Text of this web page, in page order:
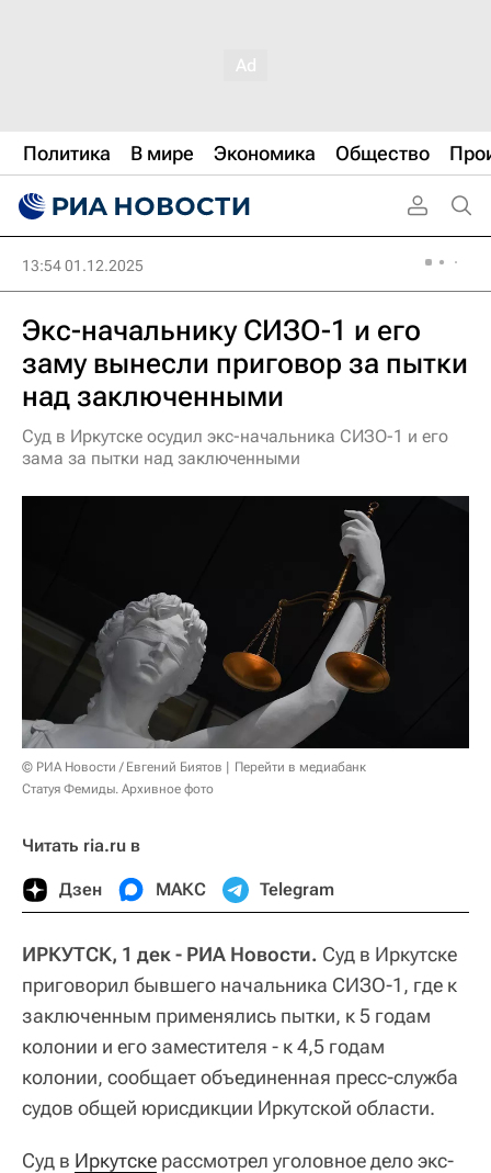
Политика В мире Экономика Общество
13:54 01.12.2025
Экс-начальнику СИЗО-1 и его
заму вынесли приговор за пытки
над заключенными
Суд в Иркутске осудил экс-начальника СИЗО-1 и его
зама за пытки над заключенными
© РИА Новости / Евгений Биятов
Перейти в медиабанк
Статуя Фемиды. Архивное фото
Читать ria.ru в
Дзен МАКС Telegram
ИРКУТСК, 1 дек - РИА Новости. Суд в Иркутске
приговорил бывшего начальника СИЗО-1, где к
заключенным применялись пытки, к 5 годам
колонии и его заместителя - к 4,5 годам
колонии, сообщает объединенная пресс-служба
судов общей юрисдикции Иркутской области.
Суд в Иркутске рассмотрел уголовное дело экс-